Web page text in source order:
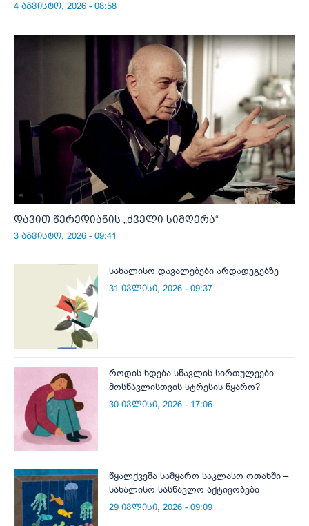
4 აგვისტო, 2026 - 08:58
დავით წერედიანის „ძველი სიმღერა“
3 აგვისტო, 2026 - 09:41
სახალისო დავალებები არდადეგებზე
31 ივლისი, 2026 - 09:37
როდის ხდება სწავლის სირთულეები
მოსწავლისთვის სტრესის წყარო?
30 ივლისი, 2026 - 17:06
წყალქვეშა სამყარო საკლასო ოთახში –
სახალისო სასწავლო აქტივობები
29 ივლისი, 2026 - 09:09